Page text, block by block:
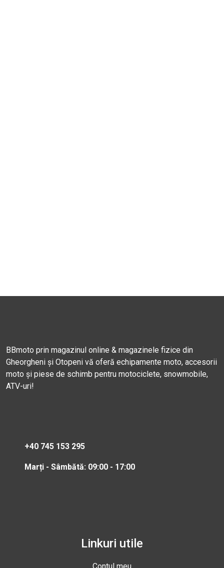
BBmoto prin magazinul online & magazinele fizice din
Gheorgheni și Otopeni vă oferă echipamente moto, accesorii
moto și piese de schimb pentru motociclete, snowmobile,
ATV-uri!
+40 745 153 295
Marți - Sâmbătă: 09:00 - 17:00
Linkuri utile
Contul meu